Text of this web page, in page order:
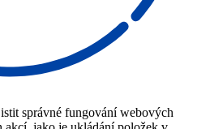
správné fungování webových